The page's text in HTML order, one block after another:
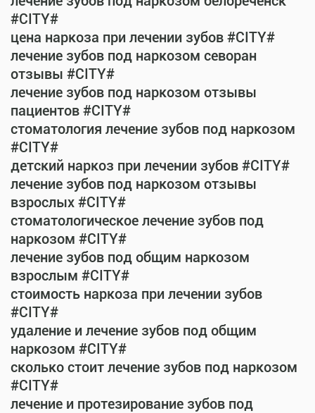
#CITY#
цена наркоза при лечении зубов #CITY#
лечение зубов под наркозом севоран
отзывы #CITY#
лечение зубов под наркозом отзывы
пациентов #CITY#
стоматология лечение зубов под наркозом
#CITY#
детский наркоз при лечении зубов #CITY#
лечение зубов под наркозом отзывы
взрослых #CITY#
стоматологическое лечение зубов под
наркозом #CITY#
лечение зубов под общим наркозом
взрослым #CITY#
стоимость наркоза при лечении зубов
#CITY#
удаление и лечение зубов под общим
наркозом #CITY#
сколько стоит лечение зубов под наркозом
#CITY#
лечение и протезирование зубов под